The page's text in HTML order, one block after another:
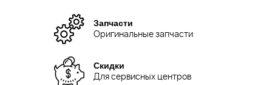
Запчасти
Оригинальные запчасти
Скидки
Для сервисных центров